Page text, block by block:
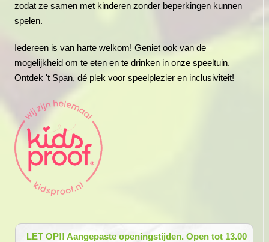
zodat ze samen met kinderen zonder beperkingen kunnen
spelen.
Iedereen is van harte welkom! Geniet ook van de
mogelijkheid om te eten en te drinken in onze speeltuin.
Ontdek 't Span, dé plek voor speelplezier en inclusiviteit!
LET OP!! Aangepaste openingstijden. Open tot 13.00